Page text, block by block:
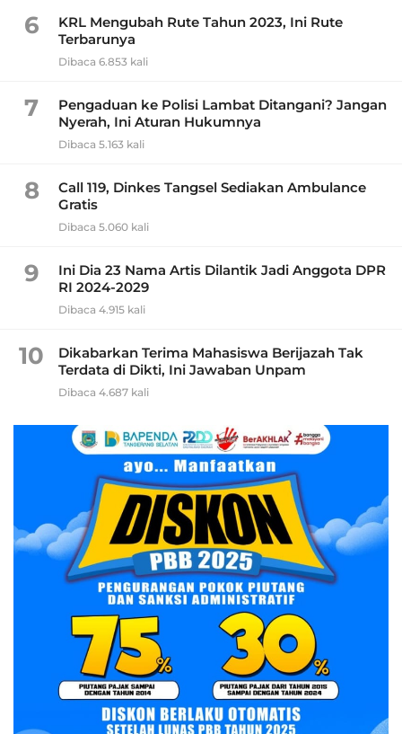
6
KRL Mengubah Rute Tahun 2023, Ini Rute
Terbarunya
Dibaca 6.853 kali
7
Pengaduan ke Polisi Lambat Ditangani? Jangan
Nyerah, Ini Aturan Hukumnya
Dibaca 5.163 kali
8
Call 119, Dinkes Tangsel Sediakan Ambulance
Gratis
Dibaca 5.060 kali
9
Ini Dia 23 Nama Artis Dilantik Jadi Anggota DPR
RI 2024-2029
Dibaca 4.915 kali
10
Dikabarkan Terima Mahasiswa Berijazah Tak
Terdata di Dikti, Ini Jawaban Unpam
Dibaca 4.687 kali